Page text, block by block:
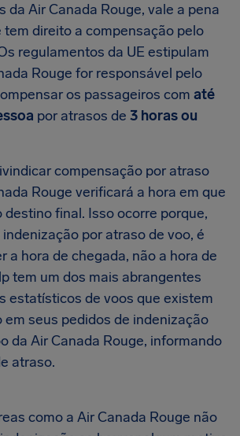
da Air Canada Rouge, vale a pena
direito a compensação pelo
regulamentos da UE estipulam
Rouge for responsável pelo
os passageiros com até
por atrasos de 3 horas ou
compensação por atraso
Rouge verificará a hora em que
destino final. Isso ocorre porque,
por atraso de voo, é
a hora de chegada, não a hora de
tem um dos mais abrangentes
estatísticos de voos que existem
em seus pedidos de indenização
da Air Canada Rouge, informando
atraso.
como a Air Canada Rouge não